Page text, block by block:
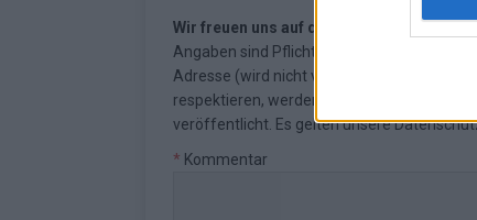
Wir freuen uns auf deinen Beitrag!
Angaben sind Pflichtfelder. Bitte nutze
Adresse (wird nicht veröffentlicht). Wir
respektieren, werden freigeschaltet;
veröffentlicht. Es gelten unsere
* Kommentar